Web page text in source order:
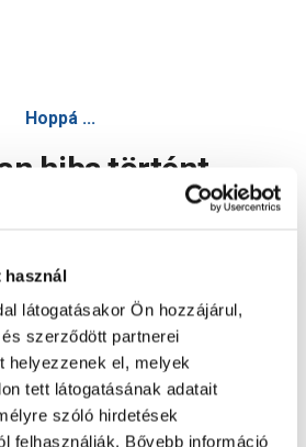
használ
látogatásakor Ön hozzájárul,
szerződött partnerei
helyezzenek el, melyek
tett látogatásának adatait
szóló hirdetések
felhasználják. Bővebb információ
Hoppá ...
hiba történt
Oldal újratöltése